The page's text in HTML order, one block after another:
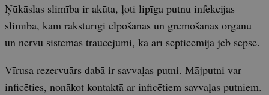
Ņūkāslas slimība ir akūta, ļoti lipīga putnu infekcijas
slimība, kam raksturīgi elpošanas un gremošanas orgānu
un nervu sistēmas traucējumi, kā arī septicēmija jeb sepse.
Vīrusa rezervuārs dabā ir savvaļas putni. Mājputni var
inficēties, nonākot kontaktā ar inficētiem savvaļas putniem.